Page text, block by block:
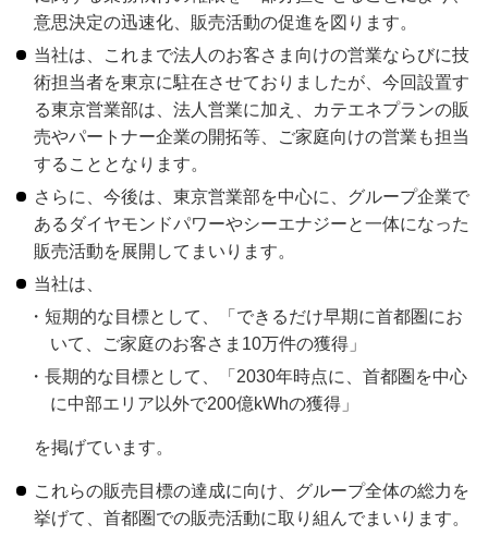
意思決定の迅速化、販売活動の促進を図ります。
当社は、これまで法人のお客さま向けの営業ならびに技
術担当者を東京に駐在させておりましたが、今回設置す
る東京営業部は、法人営業に加え、カテエネプランの販
売やパートナー企業の開拓等、ご家庭向けの営業も担当
することとなります。
さらに、今後は、東京営業部を中心に、グループ企業で
あるダイヤモンドパワーやシーエナジーと一体になった
販売活動を展開してまいります。
当社は、
短期的な目標として、「できるだけ早期に首都圏にお
いて、ご家庭のお客さま10万件の獲得」
長期的な目標として、「2030年時点に、首都圏を中心
に中部エリア以外で200億kWhの獲得」
を掲げています。
これらの販売目標の達成に向け、グループ全体の総力を
挙げて、首都圏での販売活動に取り組んでまいります。